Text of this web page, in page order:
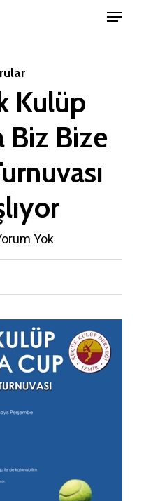
Menu
Kulüp
Biz Bize
Yok